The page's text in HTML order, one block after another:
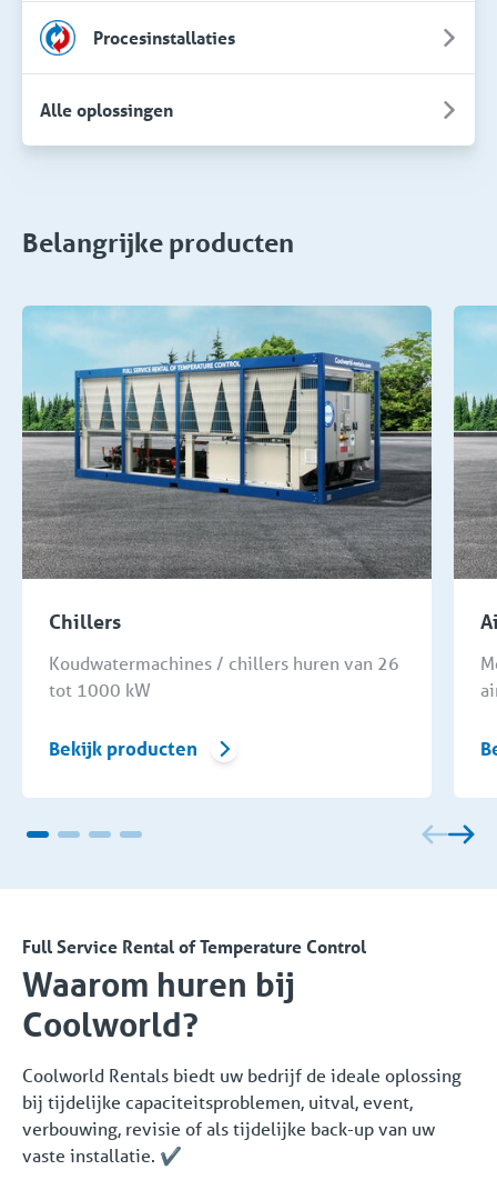
Procesinstallaties
Alle oplossingen
Belangrijke producten
Chillers
Koudwatermachines / chillers huren van 26
tot 1000 kW
Bekijk producten
Full Service Rental of Temperature Control
Waarom huren bij
Coolworld?
Coolworld Rentals biedt uw bedrijf de ideale oplossing
bij tijdelijke capaciteitsproblemen, uitval, event,
verbouwing, revisie of als tijdelijke back-up van uw
vaste installatie. ✔️